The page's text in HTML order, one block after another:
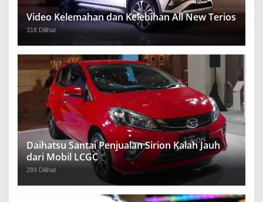
Video Kelemahan dan Kelebihan All New Terios
318 Dilihat
Daihatsu Santai Penjualan Sirion Kalah Jauh
dari Mobil LCGC
289 Dilihat